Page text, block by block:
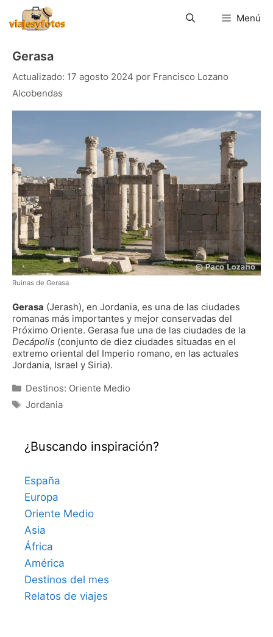
contenido
Menú
Gerasa
17 agosto 2024 por Francisco Lozano
Alcobendas
Ruinas de Gerasa
Gerasa (Jerash), en Jordania, es una de las ciudades
romanas más importantes y mejor conservadas del
Próximo Oriente. Gerasa fue una de las ciudades de la
Decápolis (conjunto de diez ciudades situadas en el
extremo oriental del Imperio romano, en las actuales
Jordania, Israel y Siria).
Categorías
Destinos: Oriente Medio
Etiquetas
Jordania
¿Buscando inspiración?
España
Europa
Oriente Medio
Asia
África
América
Destinos del mes
Relatos de viajes